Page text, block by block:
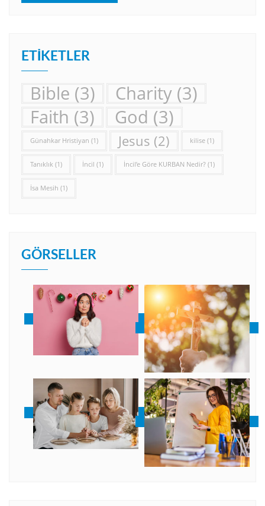
ETIKETLER
Bible (3) Charity (3)
Faith (3) God (3)
Günahkar Hristiyan (1) Jesus (2) kilise (1)
Tanıklık (1) İncil (1) İncil’e Göre KURBAN Nedir? (1)
İsa Mesih (1)
GÖRSELLER